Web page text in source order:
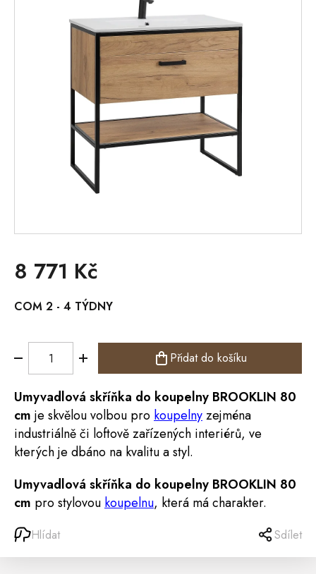
8 771 Kč
cena:
COM 2 - 4 TÝDNY
Přidat do košíku
Umyvadlová skříňka do koupelny BROOKLIN 80
cm je skvělou volbou pro koupelnyzejména
industriálně či loftově zařízených interiérů, ve
kterých je dbáno na kvalitu a styl.
Umyvadlová skříňka do koupelny BROOKLIN 80
cm pro stylovou koupelnu, která má charakter.
Hlídat Sdílet